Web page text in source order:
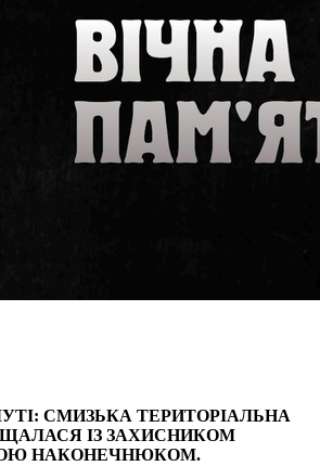
СМИЗЬКА ТЕРИТОРІАЛЬНА
ІЗ ЗАХИСНИКОМ
НАКОНЕЧНЮКОМ.